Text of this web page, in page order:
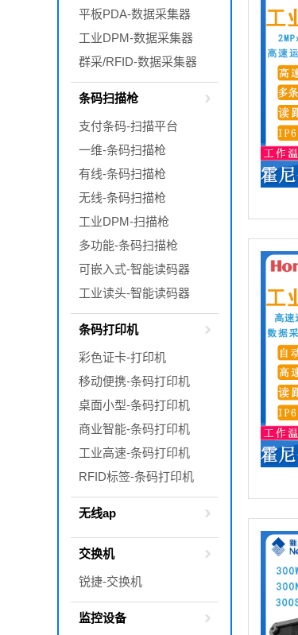
平板PDA-数据采集器
工业DPM-数据采集器
群采/RFID-数据采集器
条码扫描枪
支付条码-扫描平台
一维-条码扫描枪
有线-条码扫描枪
无线-条码扫描枪
工业DPM-扫描枪
多功能-条码扫描枪
可嵌入式-智能读码器
工业读头-智能读码器
条码打印机
彩色证卡-打印机
移动便携-条码打印机
桌面小型-条码打印机
商业智能-条码打印机
工业高速-条码打印机
RFID标签-条码打印机
无线ap
交换机
锐捷-交换机
监控设备